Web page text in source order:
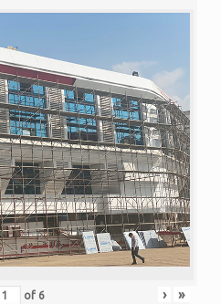
of 6 › »